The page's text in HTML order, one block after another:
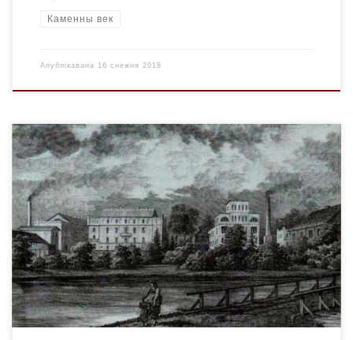
Каменны век
Апублікавана 16 снежня 2018
Сярод дынастый прадпрымальнікаў Беларусі ХІХ – пачатку
ХХ ст. ганаровае месца па праве належыць Скірмунтам.
Карані гэтага роду сыходзяць углыб стагоддзяў. У 1355 г. у
хроніцы згадваецца князь Пінскі Васіль Скірмунт. Амаль
праз дзвесце гадоў, у 1551 г., польская каралева Бона
падаравала Богушу Скірмунту зямельны надзел у вёсцы
Плотніца (цяпер […]